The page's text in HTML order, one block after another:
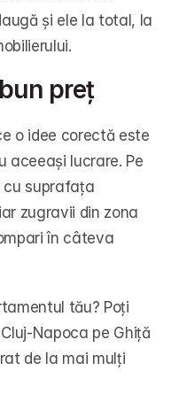
și ele la total, la
preț
o idee corectă este
aceeași lucrare. Pe
cu suprafața
zugravii din zona
în câteva
Napoca pe Ghiță
de la mai mulți